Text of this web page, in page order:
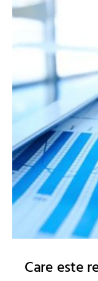
Care este